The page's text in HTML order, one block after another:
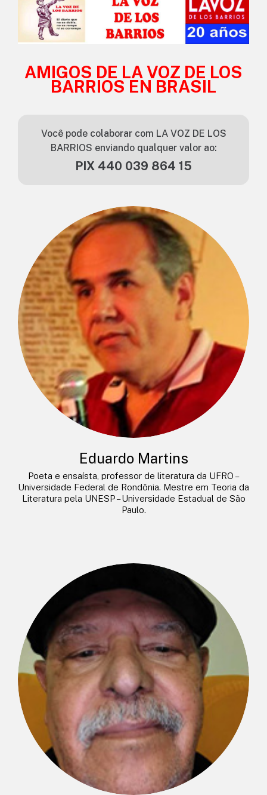
AMIGOS DE LA VOZ DE LOS
BARRIOS EN BRASIL
Você pode colaborar com LA VOZ DE LOS
BARRIOS enviando qualquer valor ao:
PIX 440 039 864 15
Eduardo Martins
Poeta e ensaísta, professor de literatura da UFRO –
Universidade Federal de Rondônia. Mestre em Teoria da
Literatura pela UNESP – Universidade Estadual de São
Paulo.